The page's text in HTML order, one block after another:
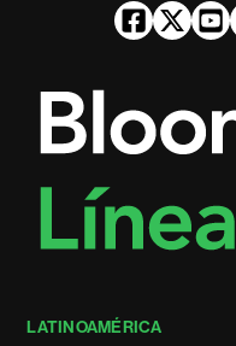
LATINOAMÉRICA